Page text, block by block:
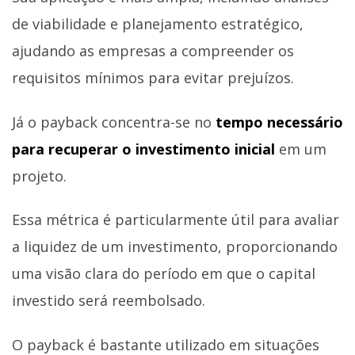
de viabilidade e planejamento estratégico,
ajudando as empresas a compreender os
requisitos mínimos para evitar prejuízos.
Já o payback concentra-se no tempo necessário
para recuperar o investimento inicial em um
projeto.
Essa métrica é particularmente útil para avaliar
a liquidez de um investimento, proporcionando
uma visão clara do período em que o capital
investido será reembolsado.
O payback é bastante utilizado em situações